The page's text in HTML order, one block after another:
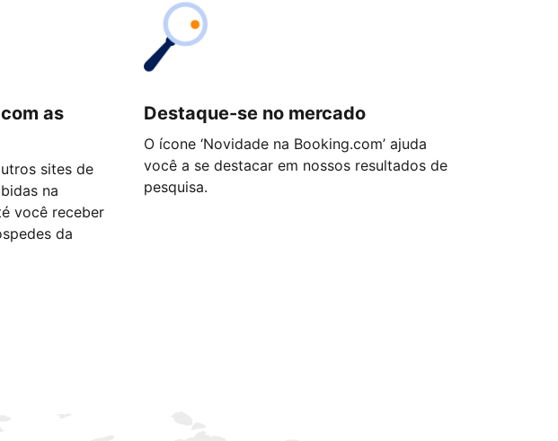
as
sites de
na
você receber
da
Destaque-se no mercado
O ícone ‘Novidade na Booking.com’ ajuda
você a se destacar em nossos resultados de
pesquisa.